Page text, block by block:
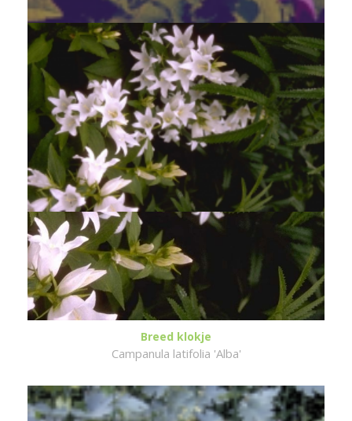
Breed klokje
Campanula latifolia 'Alba'